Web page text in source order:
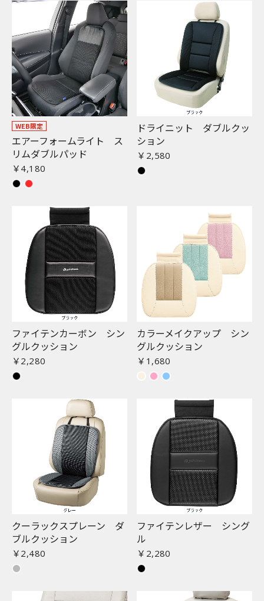
WEB限定
エアーフォームライト ス
リムダブルパッド
￥4,180
ドライニット ダブルクッ
ション
￥2,580
ファイテンカーボン シン
グルクッション
￥2,280
カラーメイクアップ シン
グルクッション
￥1,680
クーラックスプレーン ダ
ブルクッション
￥2,480
ファイテンレザー シング
ル
￥2,280
お買い物を続ける カートへ進む